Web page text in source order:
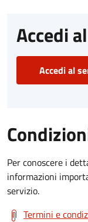
Accedi
Accedi al
Per conoscere i
informazioni
servizio.
Termini e